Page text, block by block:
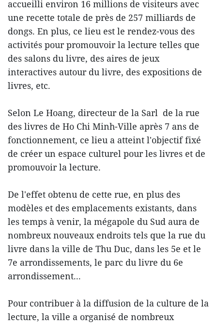
accueilli environ 16 millions de visiteurs avec
une recette totale de près de 257 milliards de
dongs. En plus, ce lieu est le rendez-vous des
activités pour promouvoir la lecture telles que
des salons du livre, des aires de jeux
interactives autour du livre, des expositions de
livres, etc.
Selon Le Hoang, directeur de la Sarl de la rue
des livres de Ho Chi Minh-Ville après 7 ans de
fonctionnement, ce lieu a atteint l'objectif fixé
de créer un espace culturel pour les livres et de
promouvoir la lecture.
De l'effet obtenu de cette rue, en plus des
modèles et des emplacements existants, dans
les temps à venir, la mégapole du Sud aura de
nombreux nouveaux endroits tels que la rue du
livre dans la ville de Thu Duc, dans les 5e et le
7e arrondissements, le parc du livre du 6e
arrondissement...
Pour contribuer à la diffusion de la culture de la
lecture, la ville a organisé de nombreux